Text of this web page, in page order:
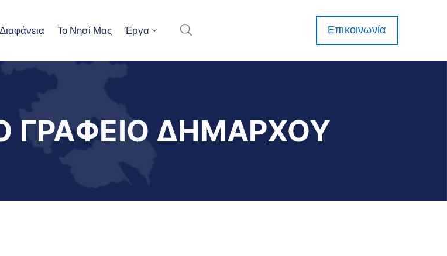
Διαφάνεια Το Νησί Μας Έργα Επικοινωνία
ΓΡΑΦΕΙΟ ΔΗΜΑΡΧΟΥ